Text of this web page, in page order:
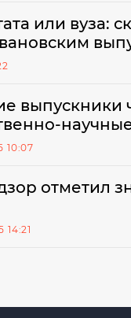
или вуза:
10:07
отметил